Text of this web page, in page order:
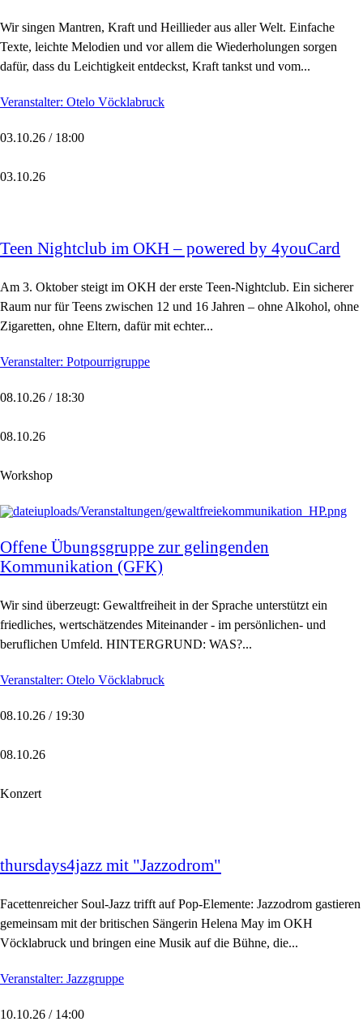
Wir singen Mantren, Kraft und Heillieder aus aller Welt. Einfache
Texte, leichte Melodien und vor allem die Wiederholungen sorgen
dafür, dass du Leichtigkeit entdeckst, Kraft tankst und vom...
Veranstalter: Otelo Vöcklabruck
03.10.26 / 18:00
03.10.26
Teen Nightclub im OKH – powered by 4youCard
Am 3. Oktober steigt im OKH der erste Teen-Nightclub. Ein sicherer
Raum nur für Teens zwischen 12 und 16 Jahren – ohne Alkohol, ohne
Zigaretten, ohne Eltern, dafür mit echter...
Veranstalter: Potpourrigruppe
08.10.26 / 18:30
08.10.26
Workshop
Offene Übungsgruppe zur gelingenden
Kommunikation (GFK)
Wir sind überzeugt: Gewaltfreiheit in der Sprache unterstützt ein
friedliches, wertschätzendes Miteinander - im persönlichen- und
beruflichen Umfeld. HINTERGRUND: WAS?...
Veranstalter: Otelo Vöcklabruck
08.10.26 / 19:30
08.10.26
Konzert
thursdays4jazz mit "Jazzodrom"
Facettenreicher Soul-Jazz trifft auf Pop-Elemente: Jazzodrom gastieren
gemeinsam mit der britischen Sängerin Helena May im OKH
Vöcklabruck und bringen eine Musik auf die Bühne, die...
Veranstalter: Jazzgruppe
10.10.26 / 14:00